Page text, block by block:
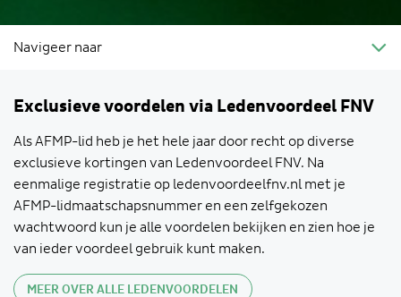
Navigeer naar
Exclusieve voordelen via Ledenvoordeel FNV
Als AFMP-lid heb je het hele jaar door recht op diverse
exclusieve kortingen van Ledenvoordeel FNV. Na
eenmalige registratie op ledenvoordeelfnv.nl met je
AFMP-lidmaatschapsnummer en een zelfgekozen
wachtwoord kun je alle voordelen bekijken en zien hoe je
van ieder voordeel gebruik kunt maken.
MEER OVER ALLE LEDENVOORDELEN